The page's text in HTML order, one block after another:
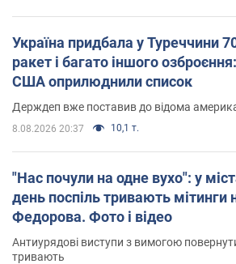
Україна придбала у Туреччини
ракет і багато іншого
США оприлюднили список
Держдеп вже поставив до відома
8.08.2026 20:37 10,1 т.
"Нас почули на одне вухо": у
день поспіль тривають мітинги
Федорова. Фото і відео
Антиурядові виступи з вимогою
тривають